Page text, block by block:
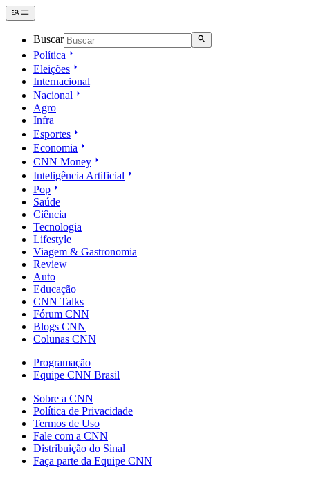
Buscar
Política
Eleições
Internacional
Nacional
Agro
Infra
Esportes
Economia
CNN Money
Inteligência Artificial
Pop
Saúde
Ciência
Tecnologia
Lifestyle
Viagem & Gastronomia
Review
Auto
Educação
CNN Talks
Fórum CNN
Blogs CNN
Colunas CNN
Programação
Equipe CNN Brasil
Sobre a CNN
Política de Privacidade
Termos de Uso
Fale com a CNN
Distribuição do Sinal
Faça parte da Equipe CNN